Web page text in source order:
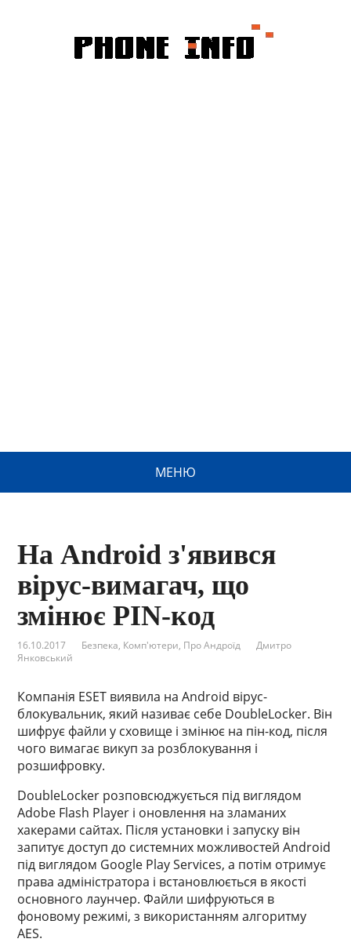
МЕНЮ
На Android з'явився
вірус-вимагач, що
змінює PIN-код
16.10.2017 Безпека, Комп'ютери, Про Андроїд
Дмитро
Янковський
Компанія ESET виявила на Android вірус-
блокувальник, який називає себе DoubleLocker. Він
шифрує файли у сховище і змінює на пін-код, після
чого вимагає викуп за розблокування і
розшифровку.
DoubleLocker розповсюджується під виглядом
Adobe Flash Player і оновлення на зламаних
хакерами сайтах. Після установки і запуску він
запитує доступ до системних можливостей Android
під виглядом Google Play Services, а потім отримує
права адміністратора і встановлюється в якості
основного лаунчер. Файли шифруються в
фоновому режимі, з використанням алгоритму
AES.